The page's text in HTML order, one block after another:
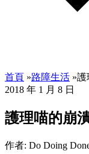
首頁 »路障生活 »護
2018 年 1 月 8 日
護理喵的崩
作者: Do Doing